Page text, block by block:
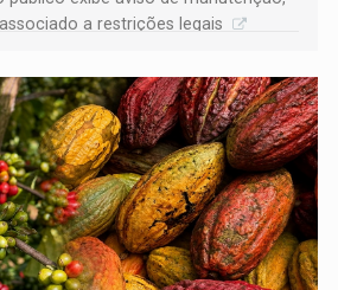
a restrições legais